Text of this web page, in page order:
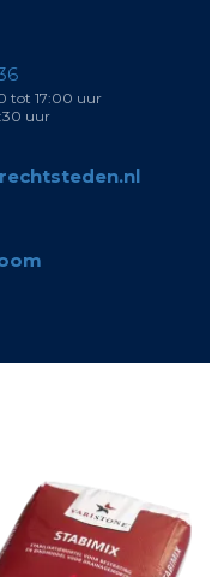
tot 17:00 uur
uur